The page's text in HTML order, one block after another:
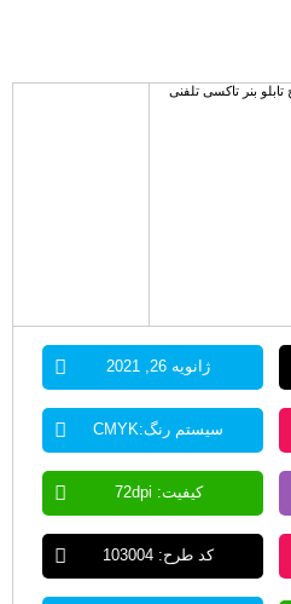
ژانویه 26, 2021
سیستم رنگ:CMYK
کیفیت: 72dpi
کد طرح: 103004